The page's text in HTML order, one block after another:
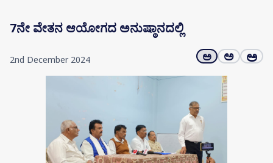
7ನೇ ವೇತನ ಆಯೋಗದ ಅನುಷ್ಠಾನದಲ್ಲಿ
2nd December 2024 ಅ ಅ ಅ